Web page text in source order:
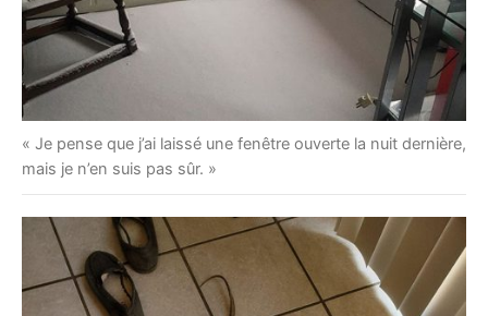
« Je pense que j’ai laissé une fenêtre ouverte la nuit dernière,
mais je n’en suis pas sûr. »